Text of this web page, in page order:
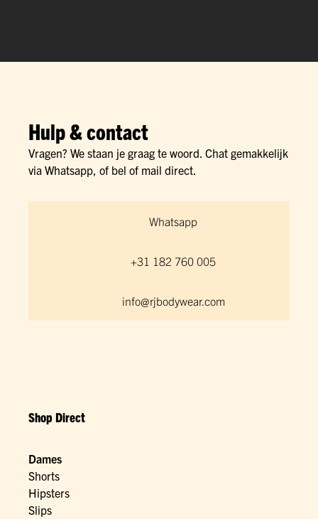
Hulp & contact
Vragen? We staan je graag te woord. Chat gemakkelijk
via Whatsapp, of bel of mail direct.
Whatsapp
+31 182 760 005
info@rjbodywear.com
Shop Direct
Dames
Shorts
Hipsters
Slips